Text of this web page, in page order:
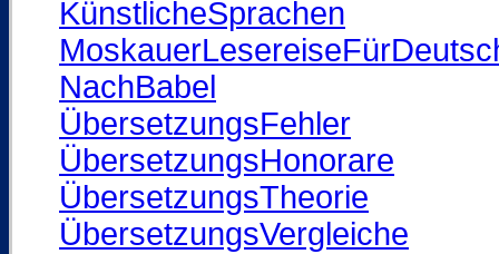
KünstlicheSprachen
NachBabel
ÜbersetzungsFehler
ÜbersetzungsHonorare
ÜbersetzungsTheorie
ÜbersetzungsVergleiche